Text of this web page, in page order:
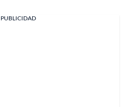
PUBLICIDAD